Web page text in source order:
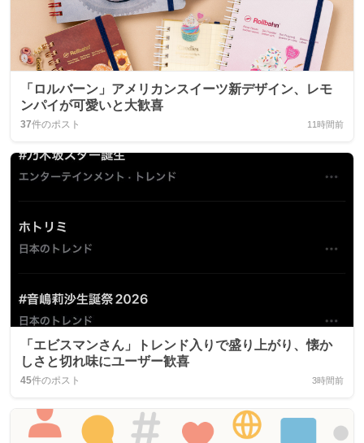
「ロルバーン」アメリカンスイーツ新デザイン、レモ
ンパイが可愛いと大歓喜
37件のポスト 11時間前
「エビスマンさん」トレンド入りで盛り上がり、懐か
しさと切れ味にユーザー歓喜
45件のポスト 3時間前